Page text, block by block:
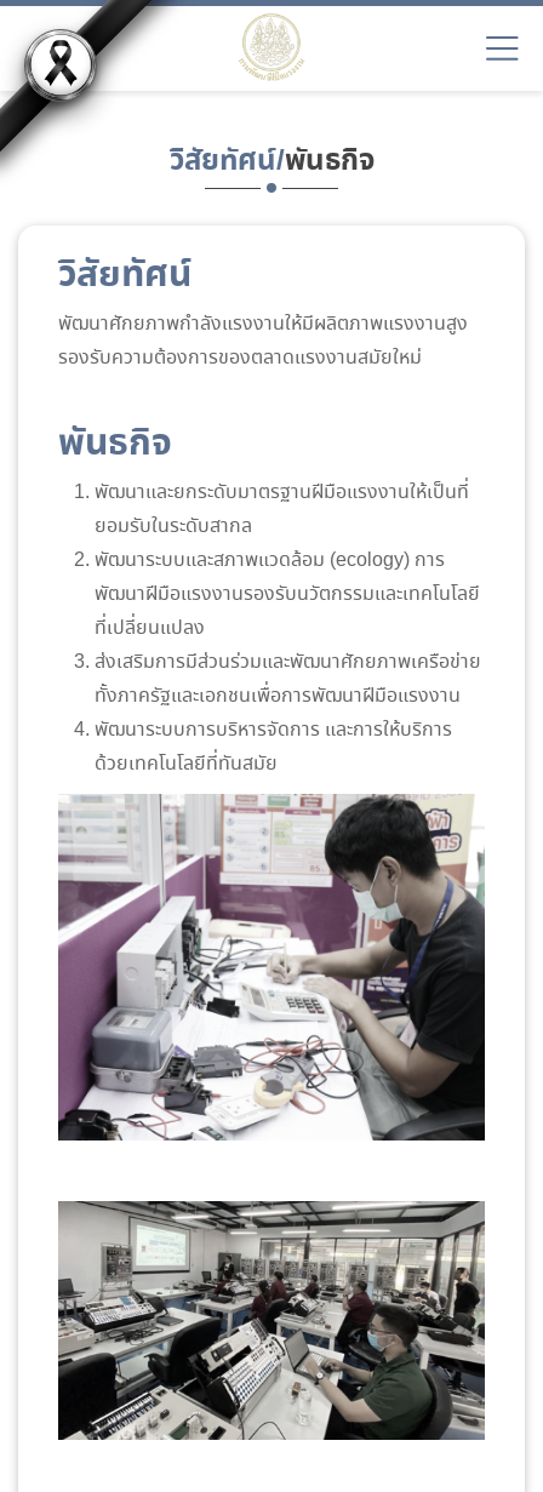
วิสัยทัศน์/พันธกิจ
วิสัยทัศน์
พัฒนาศักยภาพกำลังแรงงานให้มีผลิตภาพแรงงานสูง
รองรับความต้องการของตลาดแรงงานสมัยใหม่
พันธกิจ
พัฒนาและยกระดับมาตรฐานฝีมือแรงงานให้เป็นที่
ยอมรับในระดับสากล
พัฒนาระบบและสภาพแวดล้อม (ecology) การ
พัฒนาฝีมือแรงงานรองรับนวัตกรรมและเทคโนโลยี
ที่เปลี่ยนแปลง
ส่งเสริมการมีส่วนร่วมและพัฒนาศักยภาพเครือข่าย
ทั้งภาครัฐและเอกชนเพื่อการพัฒนาฝีมือแรงงาน
พัฒนาระบบการบริหารจัดการ และการให้บริการ
ด้วยเทคโนโลยีที่ทันสมัย